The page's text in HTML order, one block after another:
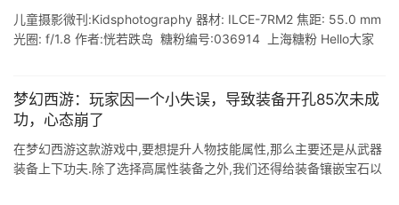
儿童摄影微刊:Kidsphotography 器材: ILCE-7RM2 焦距: 55.0 mm
光圈: f/1.8 作者:恍若跌岛 糖粉编号:036914 上海糖粉 Hello大家
梦幻西游：玩家因一个小失误，导致装备开孔85次未成
功，心态崩了
在梦幻西游这款游戏中,要想提升人物技能属性,那么主要还是从武器
装备上下功夫.除了选择高属性装备之外,我们还得给装备镶嵌宝石以